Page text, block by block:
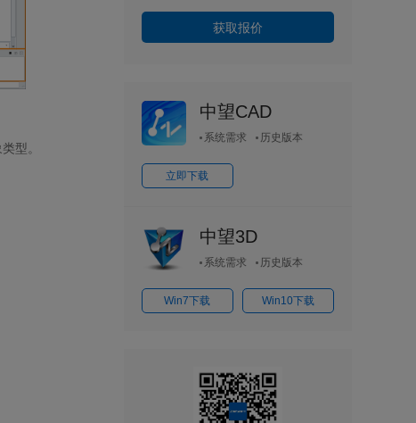
型。
中望CAD
系统需求 历史版本
立即下载
中望3D
系统需求 历史版本
Win7下载 Win10下载